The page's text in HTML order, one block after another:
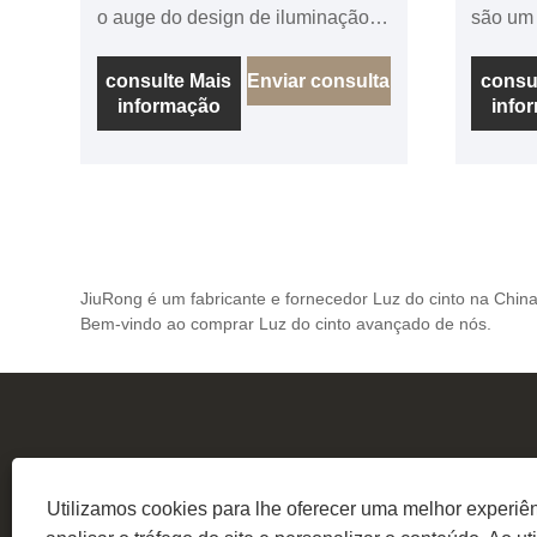
o auge do design de iluminação e
China. Como fabricantes e
fornecedores de renome, temos o
orgulho de apresentar estas
consulte Mais
informação
Enviar consulta
são
JiuRong é um fabricante e fornecedor Luz do cinto na
Bem-vindo ao comprar Luz do cinto avançado de nós.
Endereço: Nº 7, Zona
Utilizamos cookies para lhe oferecer uma melhor